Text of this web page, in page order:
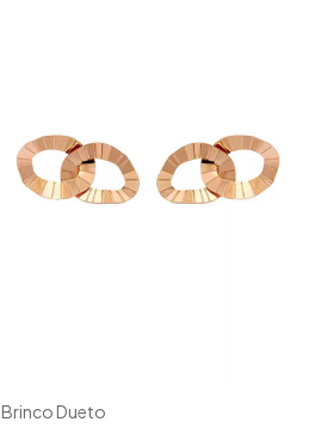
Brinco Dueto